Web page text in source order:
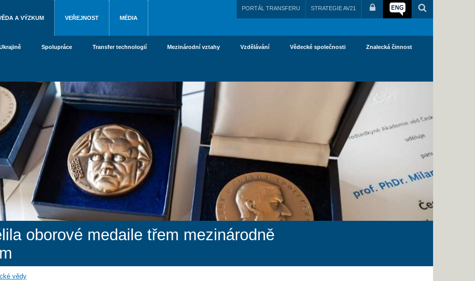
A VÝZKUM VEŘEJNOST MÉDIA
PORTÁL TRANSFERU STRATEGIE AV21
Spolupráce Transfer technologií Mezinárodní vztahy Vzdělávání Vědecké společnosti Znalecká činnost
oborové medaile třem mezinárodně
vědy